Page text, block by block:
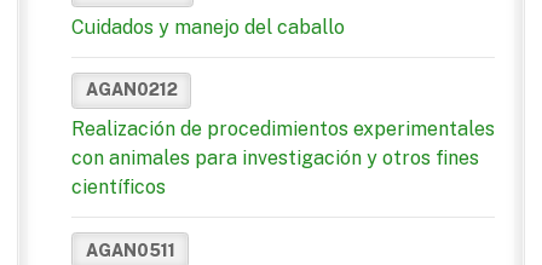
Cuidados y manejo del caballo
AGAN0212
Realización de procedimientos experimentales
con animales para investigación y otros fines
científicos
AGAN0511